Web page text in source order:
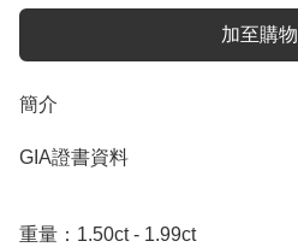
加至購
簡介
GIA證書資料
重量：1.50ct - 1.99ct